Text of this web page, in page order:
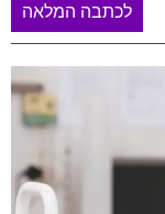
לכתבה המלאה